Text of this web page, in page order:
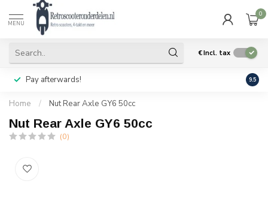
MENU
0
€Incl. tax
Pay afterwards! Geen
9.5
Home / Nut Rear Axle GY6 50cc
Nut Rear Axle GY6 50cc
(0)